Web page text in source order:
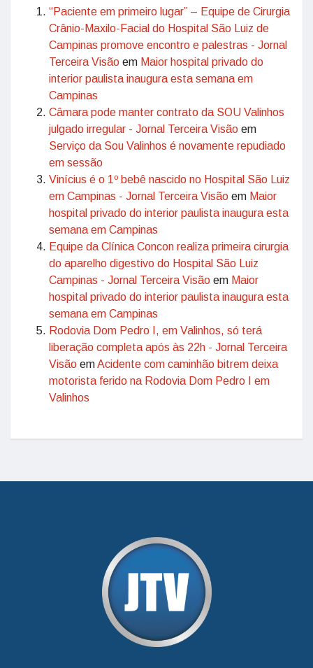
“Paciente em primeiro lugar” – Equipe de Cirurgia
Crânio-Maxilo-Facial do Hospital São Luiz de
Campinas promove encontro e palestras - Jornal
Terceira Visão em Maior hospital privado do
interior paulista inaugura esta semana em
Campinas
Câmara pode manter contrato da SOU Valinhos
julgado irregular - Jornal Terceira Visão em
Serviço da Sou Valinhos é novamente repudiado
em sessão
Vinícius é o 1º bebê nascido no Hospital São Luiz
em Campinas - Jornal Terceira Visão em Maior
hospital privado do interior paulista inaugura esta
semana em Campinas
Equipe da Clínica Concon realiza primeira cirurgia
do aparelho digestivo do Hospital São Luiz
Campinas - Jornal Terceira Visão em Maior
hospital privado do interior paulista inaugura esta
semana em Campinas
Rodovia Dom Pedro I, em Valinhos, só terá
liberação completa após às 22h - Jornal Terceira
Visão emAcidente com caminhão bitrem deixa
motorista ferido na Rodovia Dom Pedro I em
Valinhos